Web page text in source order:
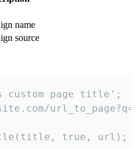
name
source
page title';
true, url);